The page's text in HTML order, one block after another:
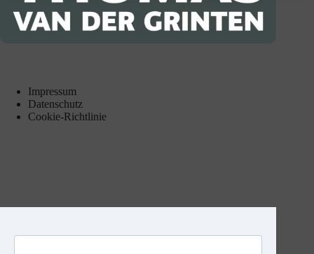
Impressum
Datenschutz
Cookie-Richtlinie